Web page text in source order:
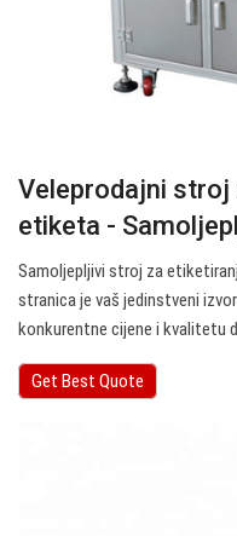
Veleprodajni
etiketa -
Samoljepljivi stroj za
stranica je vaš jedinstveni
konkurentne cijene i kvalitetu
Get Best Quote